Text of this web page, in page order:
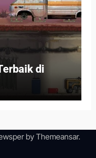
di
by Themeansar.